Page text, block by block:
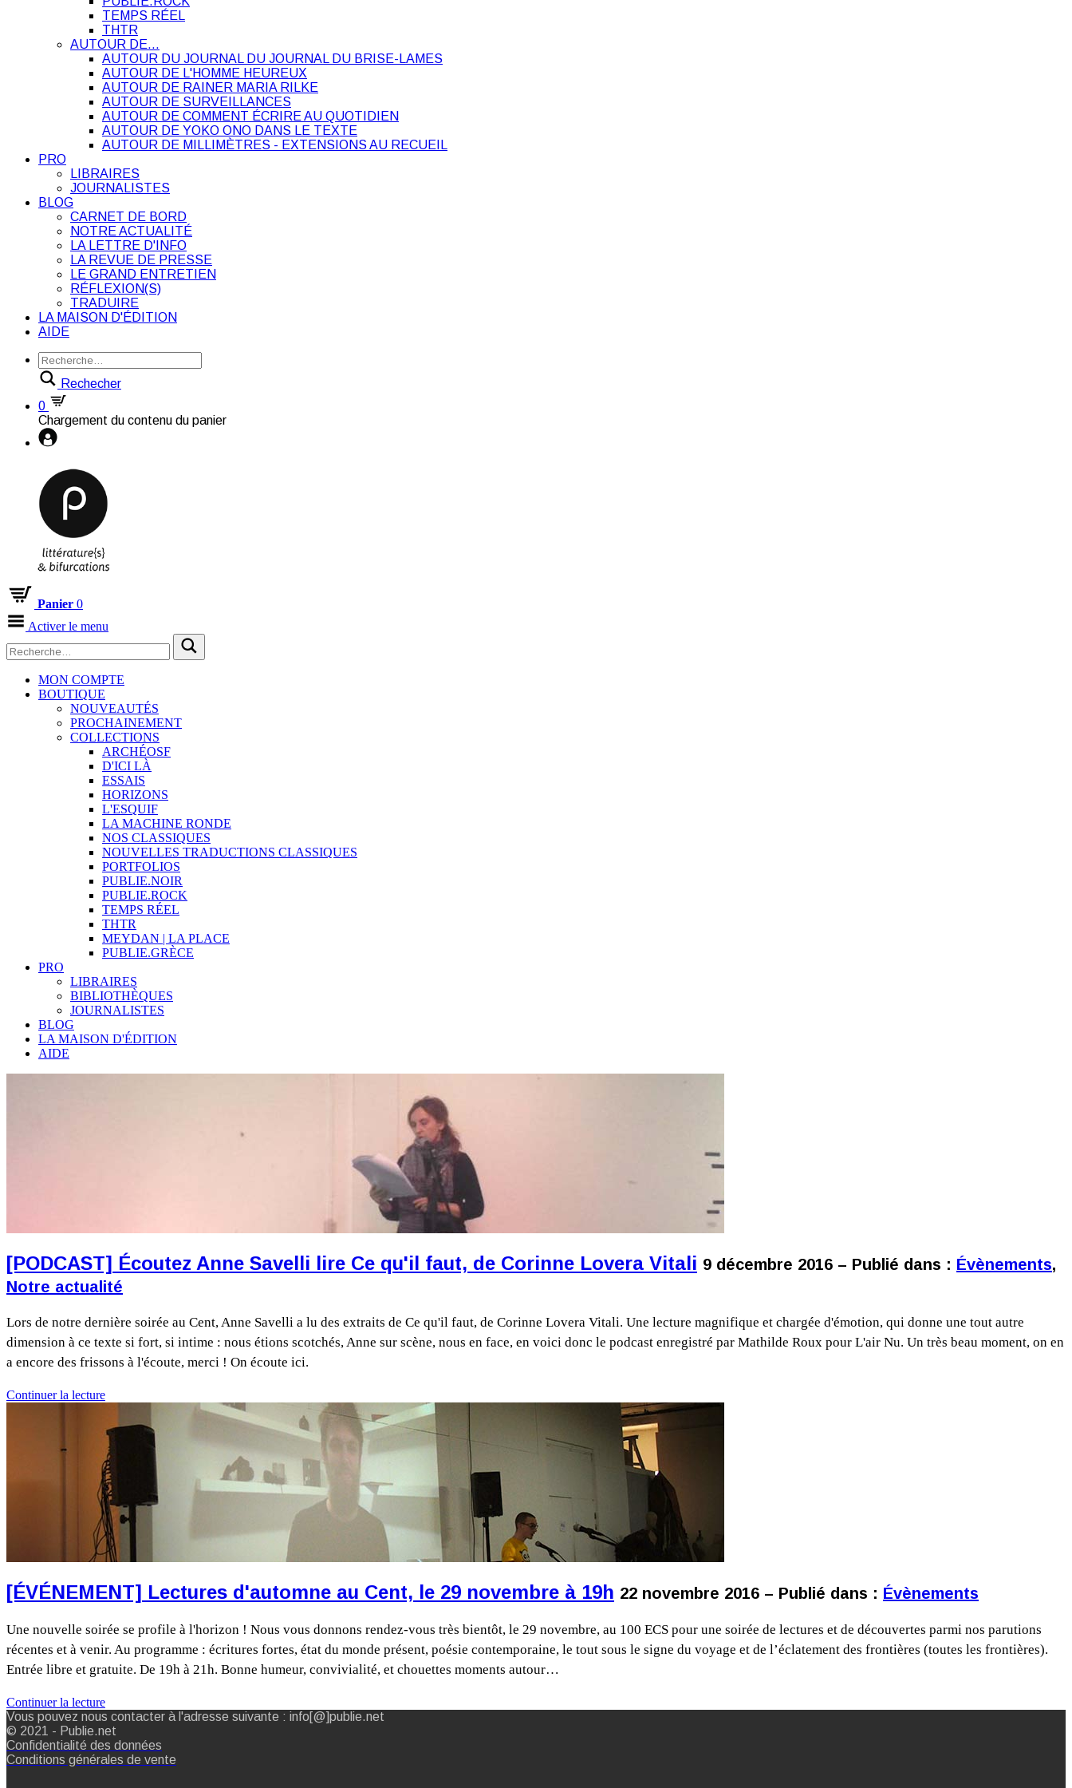
TEMPS RÉEL
THTR
AUTOUR DE…
AUTOUR DU JOURNAL DU JOURNAL DU BRISE-LAMES
AUTOUR DE L'HOMME HEUREUX
AUTOUR DE RAINER MARIA RILKE
AUTOUR DE SURVEILLANCES
AUTOUR DE COMMENT ÉCRIRE AU QUOTIDIEN
AUTOUR DE YOKO ONO DANS LE TEXTE
AUTOUR DE MILLIMÈTRES - EXTENSIONS AU RECUEIL
PRO
LIBRAIRES
JOURNALISTES
BLOG
CARNET DE BORD
NOTRE ACTUALITÉ
LA LETTRE D'INFO
LA REVUE DE PRESSE
LE GRAND ENTRETIEN
RÉFLEXION(S)
TRADUIRE
LA MAISON D'ÉDITION
AIDE
Rechecher
0
Chargement du contenu du panier
Panier 0
Activer le menu
MON COMPTE
BOUTIQUE
NOUVEAUTÉS
PROCHAINEMENT
COLLECTIONS
ARCHÉOSF
D'ICI LÀ
ESSAIS
HORIZONS
L'ESQUIF
LA MACHINE RONDE
NOS CLASSIQUES
NOUVELLES TRADUCTIONS CLASSIQUES
PORTFOLIOS
PUBLIE.NOIR
PUBLIE.ROCK
TEMPS RÉEL
THTR
MEYDAN | LA PLACE
PUBLIE.GRÈCE
PRO
LIBRAIRES
BIBLIOTHÈQUES
JOURNALISTES
BLOG
LA MAISON D'ÉDITION
AIDE
[PODCAST] Écoutez Anne Savelli lire Ce qu'il faut, de Corinne Lovera Vitali 9 décembre 2016 – Publié dans : Évènements,
Notre actualité
Lors de notre dernière soirée au Cent, Anne Savelli a lu des extraits de Ce qu'il faut, de Corinne Lovera Vitali. Une lecture magnifique et chargée d'émotion, qui donne une tout autre
dimension à ce texte si fort, si intime : nous étions scotchés, Anne sur scène, nous en face, en voici donc le podcast enregistré par Mathilde Roux pour L'air Nu. Un très beau moment, on en
a encore des frissons à l'écoute, merci ! On écoute ici.
Continuer la lecture
[ÉVÉNEMENT] Lectures d'automne au Cent, le 29 novembre à 19h 22 novembre 2016 – Publié dans : Évènements
Une nouvelle soirée se profile à l'horizon ! Nous vous donnons rendez-vous très bientôt, le 29 novembre, au 100 ECS pour une soirée de lectures et de découvertes parmi nos parutions
récentes et à venir. Au programme : écritures fortes, état du monde présent, poésie contemporaine, le tout sous le signe du voyage et de l’éclatement des frontières (toutes les frontières).
Entrée libre et gratuite. De 19h à 21h. Bonne humeur, convivialité, et chouettes moments autour…
Continuer la lecture
Vous pouvez nous contacter à l'adresse suivante : info[@]publie.net
© 2021 - Publie.net
Confidentialité des données
Conditions générales de vente